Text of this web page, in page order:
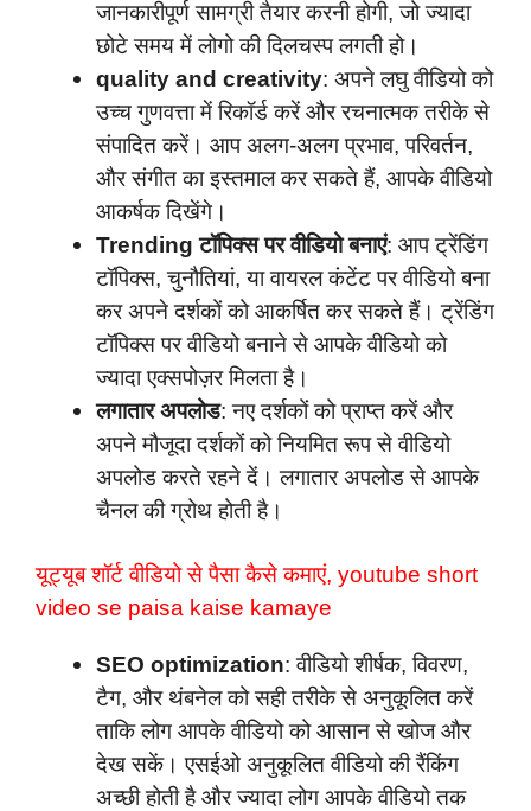
जानकारीपूर्ण सामग्री तैयार करनी होगी, जो ज्यादा
छोटे समय में लोगो की दिलचस्प लगती हो।
quality and creativity: अपने लघु वीडियो को
उच्च गुणवत्ता में रिकॉर्ड करें और रचनात्मक तरीके से
संपादित करें। आप अलग-अलग प्रभाव, परिवर्तन,
और संगीत का इस्तमाल कर सकते हैं, आपके वीडियो
आकर्षक दिखेंगे।
Trending टॉपिक्स पर वीडियो बनाएं: आप ट्रेंडिंग
टॉपिक्स, चुनौतियां, या वायरल कंटेंट पर वीडियो बना
कर अपने दर्शकों को आकर्षित कर सकते हैं। ट्रेंडिंग
टॉपिक्स पर वीडियो बनाने से आपके वीडियो को
ज्यादा एक्सपोज़र मिलता है।
लगातार अपलोड: नए दर्शकों को प्राप्त करें और
अपने मौजूदा दर्शकों को नियमित रूप से वीडियो
अपलोड करते रहने दें। लगातार अपलोड से आपके
चैनल की ग्रोथ होती है।
यूट्यूब शॉर्ट वीडियो से पैसा कैसे कमाएं, youtube short
video se paisa kaise kamaye
SEO optimization: वीडियो शीर्षक, विवरण,
टैग, और थंबनेल को सही तरीके से अनुकूलित करें
ताकि लोग आपके वीडियो को आसान से खोज और
देख सकें। एसईओ अनुकूलित वीडियो की रैंकिंग
अच्छी होती है और ज्यादा लोग आपके वीडियो तक